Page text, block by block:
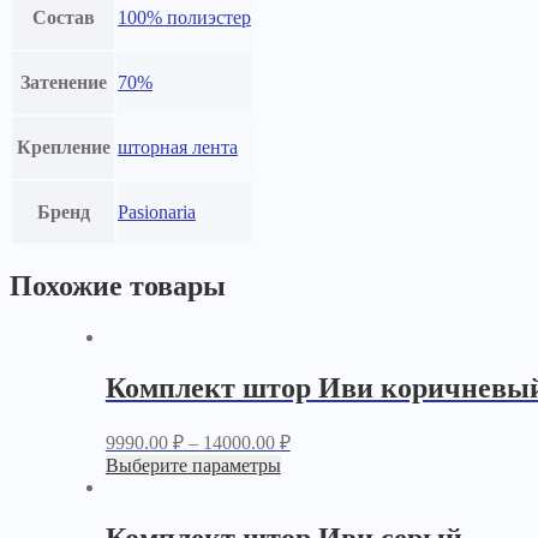
Состав 100% полиэстер
Затенение 70%
Крепление шторная лента
Бренд Pasionaria
Похожие товары
Комплект штор Иви
9990.00 ₽– 14000.00 ₽
Выберите параметры